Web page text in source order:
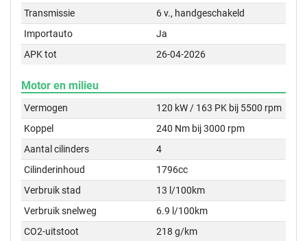
Transmissie
6 v., handgeschakeld
Importauto
Ja
APK tot
26-04-2026
Motor en milieu
Vermogen
120 kW / 163 PK bij 5500 rpm
Koppel
240 Nm bij 3000 rpm
Aantal cilinders
4
Cilinderinhoud
1796cc
Verbruik stad
13 l/100km
Verbruik snelweg
6.9 l/100km
CO2-uitstoot
218 g/km